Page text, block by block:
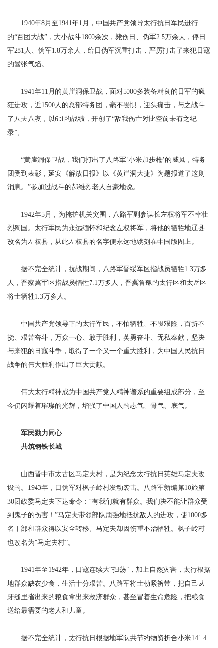
1940年8月至1941年1月，中国共产党领导太行抗日军民进行
的“百团大战”，大小战斗1800余次，毙伤日、伪军2.5万余人，俘日
军281人、伪军1.8万余人，给日伪军沉重打击，严厉打击了来犯日寇
的嚣张气焰。
1941年11月的黄崖洞保卫战，面对5000多装备精良的日军的疯
狂进攻，近1500人的总部特务团，毫不畏惧，迎头痛击，与之战斗
了八天八夜，以6∶1的战绩，开创了“敌我伤亡对比空前未有之纪
录”。
“黄崖洞保卫战，我们打出了八路军‘小米加步枪’的威风，特务
团受到表彰，延安《解放日报》以《黄崖洞大捷》为题报道了这则
消息。”参加过战斗的郝维烈老人自豪地说。
1942年5月，为掩护机关突围，八路军副参谋长左权将军不幸壮
烈殉国。太行军民为永远缅怀和纪念左权将军，将他的牺牲地辽县
改名为左权县，从此左权县的名字便永远地镌刻在中国版图上。
据不完全统计，抗战期间，八路军晋绥军区指战员牺牲1.3万多
人，晋察冀军区指战员牺牲7.1万多人，晋冀鲁豫的太行区和太岳区
将士牺牲1.3万多人。
中国共产党领导下的太行军民，不怕牺牲、不畏艰险，百折不
挠、艰苦奋斗，万众一心、敢于胜利，英勇奋斗、无私奉献，坚决
与来犯的日寇斗争，取得了一个又一个重大胜利，为中国人民抗日
战争的伟大胜利作出了巨大贡献。
伟大太行精神成为中国共产党人精神谱系的重要组成部分，至
今仍闪耀着璀璨的光辉，增强了中国人的志气、骨气、底气。
军民勠力同心
共筑钢铁长城
山西晋中市太古区马定夫村，是为纪念太行抗日英雄马定夫改
设的。1943年，日伪军对枫子岭村发动袭击。八路军新编第10旅第
30团政委马定夫下达命令：“有我们就有群众。我们决不能让群众受
到鬼子的伤害！”马定夫带领部队顽强地抵抗敌人的进攻，使1000多
名干部和群众得以安全转移。马定夫却因伤重不治牺牲。枫子岭村
也改名为“马定夫村”。
1941年至1942年，日寇连续大“扫荡”，加上自然灾害，太行根据
地群众缺衣少食，生活十分艰苦。八路军将士勒紧裤带，把自己从
牙缝里省出来的粮食拿出来救济群众，甚至冒着生命危险，把粮食
送给最需要的老人和儿童。
据不完全统计，太行抗日根据地军队共节约物资折合小米141.4